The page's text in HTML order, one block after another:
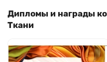
Дипломы и награды
Ткани